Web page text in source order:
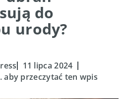
do
urody?
11 lipca 2024
aby przeczytać ten wpis